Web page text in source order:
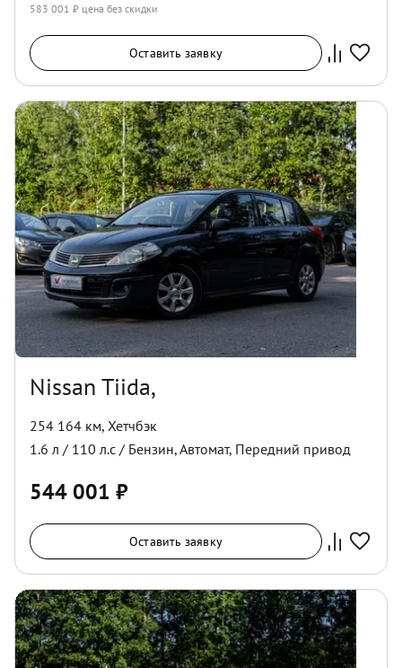
583 001 ₽ цена без скидки
Оставить заявку
Nissan Tiida,
254 164 км, Хетчбэк
1.6 л / 110 л.с / Бензин,Автомат, Передний привод
544 001 ₽
Оставить заявку